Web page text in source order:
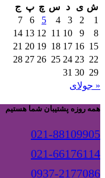
ش ی د س چ پ ج
1
2
3
4
5
6
7
8
9
10
11
12
13
14
15
16
17
18
19
20
21
22
23
24
25
26
27
28
29
30
31
« جولای
همه روزه پشتیبان شما هستیم
021-88109905
021-66176114
0937-2177086